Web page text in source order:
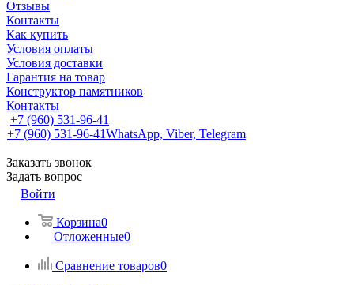
Отзывы
Контакты
Как купить
Условия оплаты
Условия доставки
Гарантия на товар
Конструктор памятников
Контакты
+7 (960) 531-96-41
+7 (960) 531-96-41WhatsApp, Viber, Telegram
Заказать звонок
Задать вопрос
Войти
Корзина0
Отложенные0
Сравнение товаров0